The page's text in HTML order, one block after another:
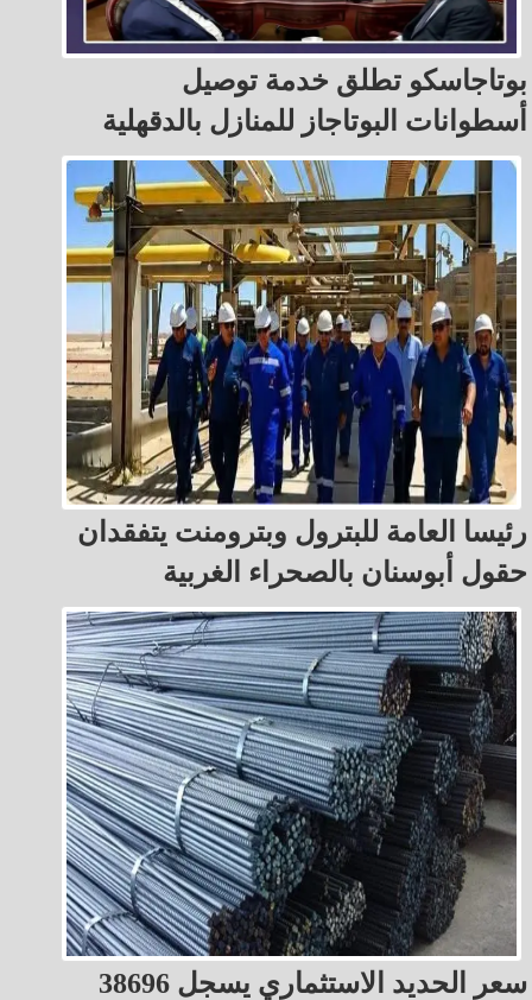
بوتاجاسكو تطلق خدمة توصيل
أسطوانات البوتاجاز للمنازل بالدقهلية
رئيسا العامة للبترول وبترومنت يتفقدان
حقول أبوسنان بالصحراء الغربية
سعر الحديد الاستثماري يسجل 38696